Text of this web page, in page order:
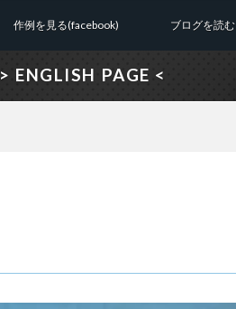
作例を見る(facebook) ブログを読む
> ENGLISH PAGE <